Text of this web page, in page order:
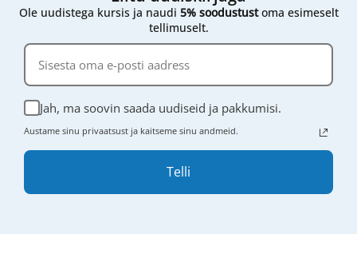
Ole uudistega kursis ja naudi 5% soodustustoma esimeselt
tellimuselt.
Jah, ma soovin saada uudiseid ja pakkumisi.
Austame sinu privaatsust ja kaitseme sinu andmeid.
Telli